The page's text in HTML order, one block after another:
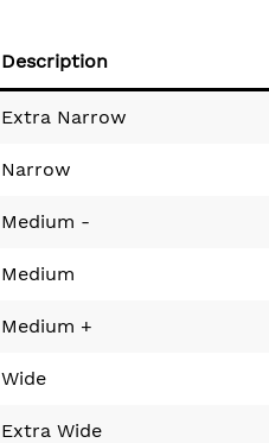
Description
Extra Narrow
Narrow
Medium -
Medium
Medium +
Wide
Extra Wide